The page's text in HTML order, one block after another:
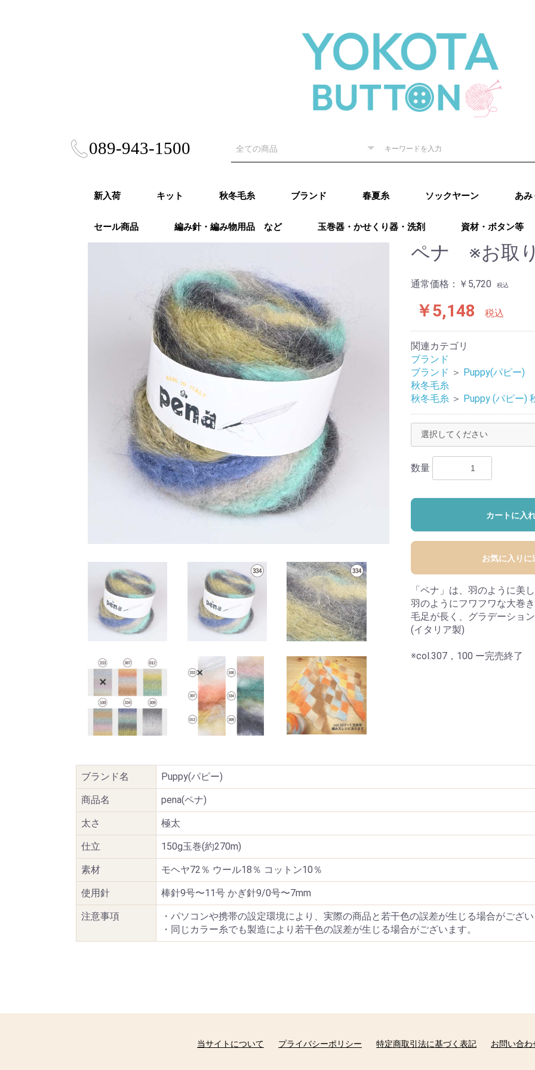
089-943-1500
新入荷 キット
秋冬キット Puppy (パピー)
DARUMA（ダルマ）
RICHMORE（リッチ
ハマナカ
ダイヤモンド毛糸
NASKA（ナスカ）
LANG（ラング）
Katia（カティア）
オリムパス
春夏キット Puppy (パピー)
DARUMA（ダルマ）
RICHMORE（リッチ
ハマナカ
ダイヤモンド毛糸
LANG(ラング)
あみぐるみ・雑貨
風工房キット
東海えりかキット
ビヨンドザリーフ
秋冬毛糸
Puppy (パピー) 秋
RICHMORE（リッチ
DARUMA（ダルマ）
ハマナカ 秋冬
NASKA（内藤商
ダイヤモンド毛糸
ニッケビクター 秋
スキー（元廣）秋冬
オリムパス 秋冬
LANG（ラング）秋
Katia（カティア）
Opal（オパール）秋
REGIA（レギア）秋
PRO LANA（プロラ
Woolly Hugs（ウー
malabrigo（マラブ
ROWAN (ローワ
alize (アリゼ）秋冬
Knit Pro（ニットプ
Urthyarns（アース
LAINES du
DMC
ブランド
Puppy(パピー)
RICHMORE(リッチ
DARUMA(ダルマ)
ハマナカ
NASKA（内藤商
ダイヤモンド毛糸
ニッケビクター
スキー（元廣)
オリムパス
メルヘンアート
アトリエksk
LANG(ラング)
Katia（カティア）
Opal(オパール)
REGIA（レギア）
PRO LANA（プロラ
Woolly Hugs（ウー
malabrigo(マラブ
ROWAN(ローワン）
alize(アリゼ）
Urthyarns（アース
LAINES du
BEYOND THE
addi（アディ）
LYKKE（リッケ）
クロバー
チューリップ
Knit pro（ニットプ
LANTERNMOON（ラ
Prym（プリム）
日本ヴォーグ社
タカギ繊維
春夏糸
Puppy (パピー)春夏
RICHMORE（リッチ
DARUMA（ダルマ）
ハマナカ 春夏
NASKA（ナスカ）
ダイヤモンド毛糸
ニッケビクター 春
スキー（元廣）春夏
メルヘンアート 春
LANG（ラング）春
Katia（カティア）
Opal（オパール）春
REGIA（レギア）春
PRO LANA（プロラ
malabrigo（マラブ
ROWAN (ローワ
alize (アリゼ）春夏
Urthyarns（アース
DMC
タカギ繊維
ソックヤーン あみ
エル
ル
なわ
そ
セール商品 編み針・編み物用品 など
紙 他
玉巻器・かせくり器・洗剤 資材・ボタン等
ペナ ※お取
通常価格： ￥5,720 税込
￥5,148 税込
関連カテゴリ
ブランド
ブランド ＞ Puppy(パピー)
秋冬毛糸
秋冬毛糸 ＞ Puppy (パピー)
数量
カートに入
お気に入りに
「ペナ」は、羽のように美
羽のようにフワフワな大巻
毛足が長く、グラデーショ
(イタリア製)
※col.307，100 ー完売終了
ブランド名 Puppy(パピー)
商品名 pena(ペナ)
太さ 極太
仕立 150g玉巻(約270m)
素材 モヘヤ72％ ウール18％ コットン10％
使用針 棒針9号〜11号 かぎ針9/0号〜7mm
注意事項
・パソコンや携帯の設定環境により、実際の商品と若干色の誤差が生じる場合がござい
・同じカラー糸でも製造により若干色の誤差が生じる場合がございます。
当サイトについて プライバシーポリシー 特定商取引法に基づく表記 お問い合わ